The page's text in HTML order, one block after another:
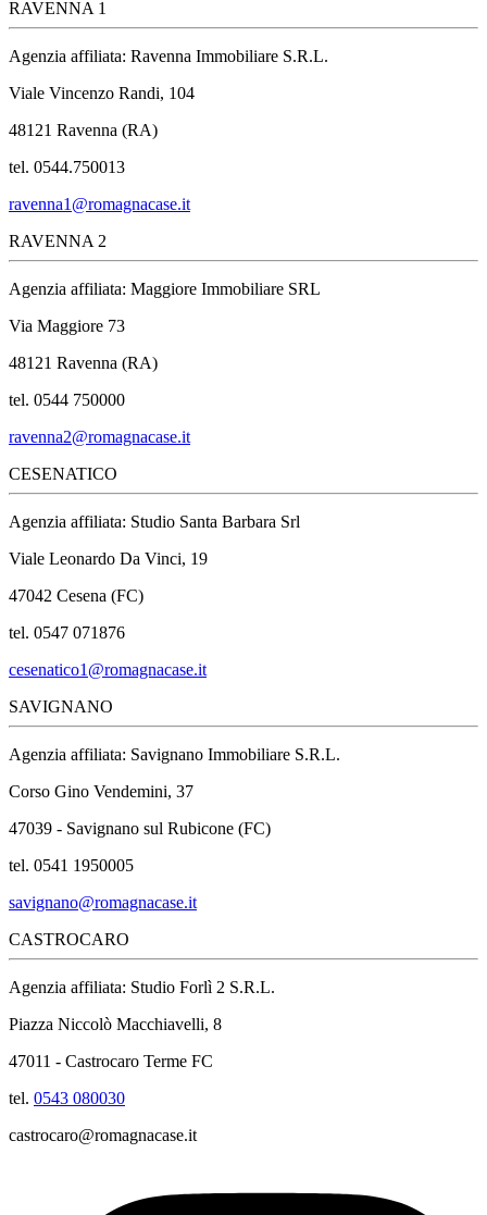
RAVENNA 1
Agenzia affiliata: Ravenna Immobiliare S.R.L.
Viale Vincenzo Randi, 104
48121 Ravenna (RA)
tel. 0544.750013
ravenna1@romagnacase.it
RAVENNA 2
Agenzia affiliata: Maggiore Immobiliare SRL
Via Maggiore 73
48121 Ravenna (RA)
tel. 0544 750000
ravenna2@romagnacase.it
CESENATICO
Agenzia affiliata: Studio Santa Barbara Srl
Viale Leonardo Da Vinci, 19
47042 Cesena (FC)
tel. 0547 071876
cesenatico1@romagnacase.it
SAVIGNANO
Agenzia affiliata: Savignano Immobiliare S.R.L.
Corso Gino Vendemini, 37
47039 - Savignano sul Rubicone (FC)
tel. 0541 1950005
savignano@romagnacase.it
CASTROCARO
Agenzia affiliata: Studio Forlì 2 S.R.L.
Piazza Niccolò Macchiavelli, 8
47011 - Castrocaro Terme FC
tel. 0543 080030
castrocaro@romagnacase.it